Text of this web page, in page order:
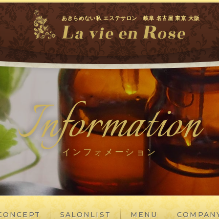
あきらめない私 エステサロン 岐阜 名古屋 東京 大阪
Information
インフォメーション
SALONLIST MENU